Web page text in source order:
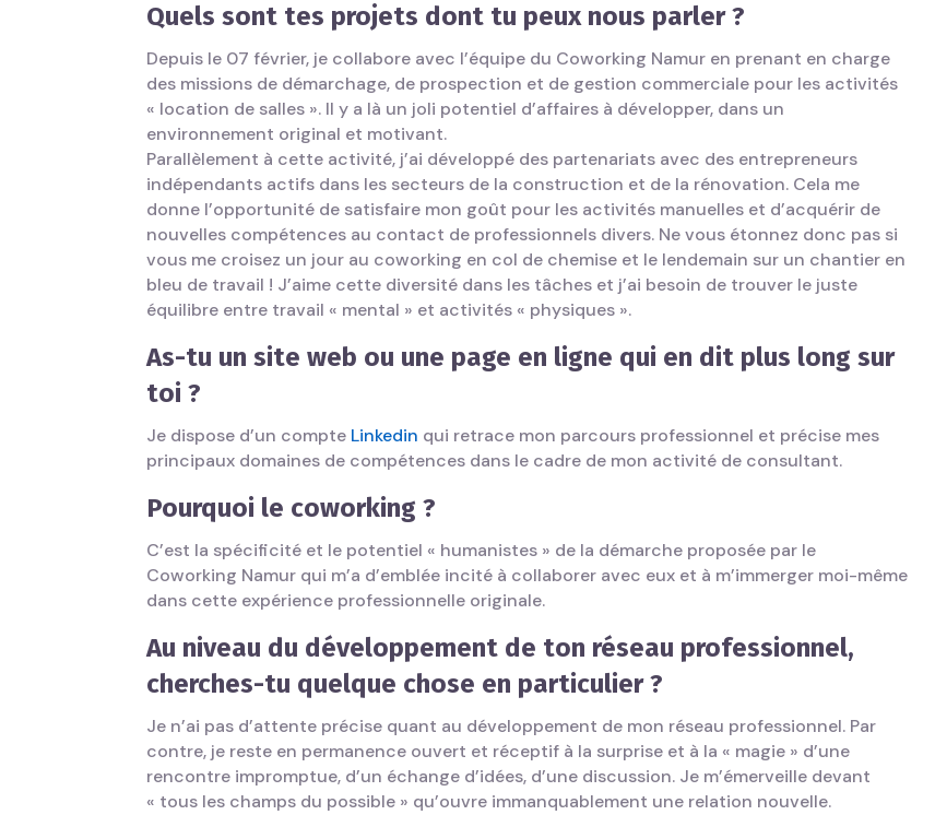
Quels sont tes projets dont tu peux nous parler ?
Depuis le 07 février, je collabore avec l’équipe du Coworking Namur en prenant en charge
des missions de démarchage, de prospection et de gestion commerciale pour les activités
« location de salles ». Il y a là un joli potentiel d’affaires à développer, dans un
environnement original et motivant.
Parallèlement à cette activité, j’ai développé des partenariats avec des entrepreneurs
indépendants actifs dans les secteurs de la construction et de la rénovation. Cela me
donne l’opportunité de satisfaire mon goût pour les activités manuelles et d’acquérir de
nouvelles compétences au contact de professionnels divers. Ne vous étonnez donc pas si
vous me croisez un jour au coworking en col de chemise et le lendemain sur un chantier en
bleu de travail ! J’aime cette diversité dans les tâches et j’ai besoin de trouver le juste
équilibre entre travail « mental » et activités « physiques ».
As-tu un site web ou une page en ligne qui en dit plus long sur
toi ?
Je dispose d’un compte Linkedin qui retrace mon parcours professionnel et précise mes
principaux domaines de compétences dans le cadre de mon activité de consultant.
Pourquoi le coworking ?
C’est la spécificité et le potentiel « humanistes » de la démarche proposée par le
Coworking Namur qui m’a d’emblée incité à collaborer avec eux et à m’immerger moi-même
dans cette expérience professionnelle originale.
Au niveau du développement de ton réseau professionnel,
cherches-tu quelque chose en particulier ?
Je n’ai pas d’attente précise quant au développement de mon réseau professionnel. Par
contre, je reste en permanence ouvert et réceptif à la surprise et à la « magie » d’une
rencontre impromptue, d’un échange d’idées, d’une discussion. Je m’émerveille devant
« tous les champs du possible » qu’ouvre immanquablement une relation nouvelle.